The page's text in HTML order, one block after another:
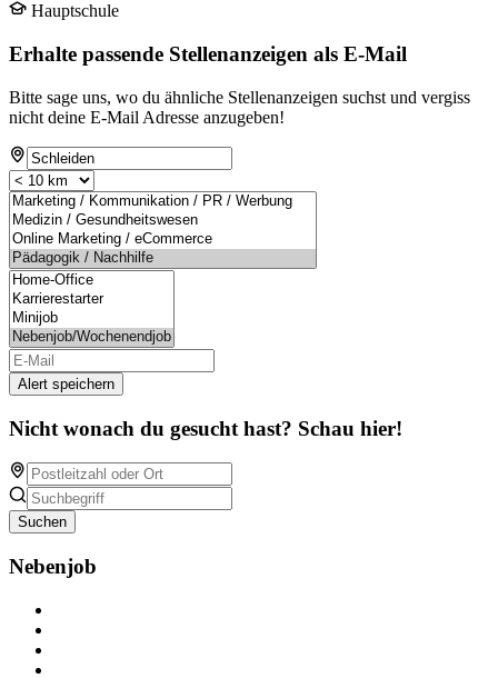
Hauptschule
Erhalte passende Stellenanzeigen als E-Mail
Bitte sage uns, wo du ähnliche Stellenanzeigen suchst und vergiss
nicht deine E-Mail Adresse anzugeben!
Alert speichern
Nicht wonach du gesucht hast? Schau hier!
Suchen
Nebenjob